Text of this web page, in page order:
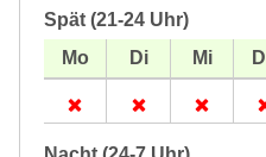
Spät (21-24 Uhr)